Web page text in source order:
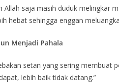
Allah saja masih duduk melingkar
hebat sehingga enggan
Menjadi Pahala
setan yang sering membuat
lebih baik tidak datang.”